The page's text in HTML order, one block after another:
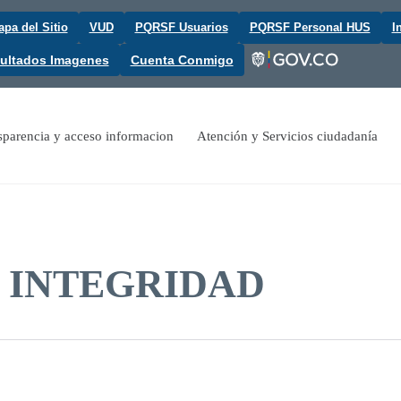
del Sitio VUD PQRSF Usuarios PQRSF Personal HUS
Imagenes Cuenta Conmigo
y acceso informacion Atención y Servicios ciudadanía